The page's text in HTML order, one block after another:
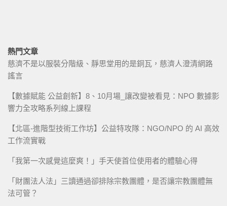
熱門文章
慈濟不是以服裝分階級、靜思堂用的是銅瓦，慈濟人澄清網路
謠言
【數據賦能 公益創新】8、10月場_讓改變被看見：NPO 數據影
響力全攻略系列線上課程
【北區-進階型技術工作坊】公益特攻隊：NGO/NPO 的 AI 高效
工作流實戰
「我第一次感覺這麼爽！」手天使首位使用者的體驗心得
「財團法人法」三讀通過卻排除宗教團體，是否讓宗教團體無
法可管？